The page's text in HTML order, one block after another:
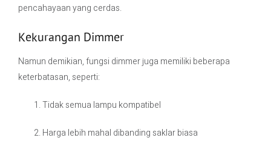
pencahayaan yang cerdas.
Kekurangan Dimmer
Namun demikian, fungsi dimmer juga memiliki beberapa
keterbatasan, seperti:
Tidak semua lampu kompatibel
Harga lebih mahal dibanding saklar biasa